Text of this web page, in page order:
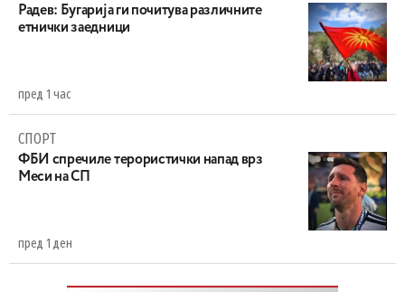
Радев: Бугарија ги почитува различните
етнички заедници
пред 1 час
СПОРТ
ФБИ спречиле терористички напад врз
Меси на СП
пред 1 ден